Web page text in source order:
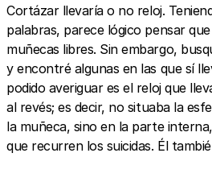
Cortázar llevaría o no reloj.
palabras, parece lógico pensar
muñecas libres. Sin embargo,
y encontré algunas en las que sí
podido averiguar es el reloj que
al revés; es decir, no situaba la
la muñeca, sino en la parte
que recurren los suicidas. Él